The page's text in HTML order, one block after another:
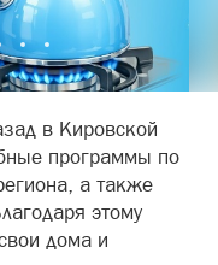
в Кировской
программы по
а также
этому
дома и